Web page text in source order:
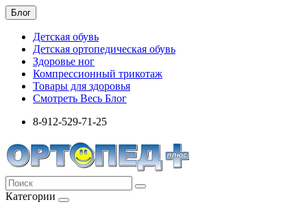
Блог
Детская обувь
Детская ортопедическая обувь
Здоровье ног
Компрессионный трикотаж
Товары для здоровья
Смотреть Весь Блог
8-912-529-71-25
Категории